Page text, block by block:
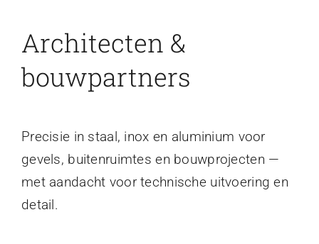
Architecten &
bouwpartners
Precisie in staal, inox en aluminium voor
gevels, buitenruimtes en bouwprojecten —
met aandacht voor technische uitvoering en
detail.